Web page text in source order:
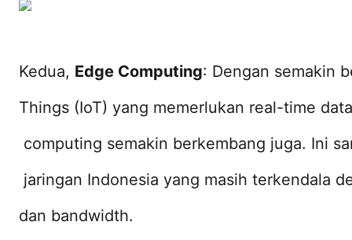
Kedua, Edge Computing: Dengan semakin
Things (IoT) yang memerlukan real-time
computing semakin berkembang juga. Ini
jaringan Indonesia yang masih terkendala
dan bandwidth.